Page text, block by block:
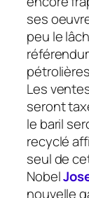
ses
peu le
Les
seront
le baril
recyclé
seul de
Nobel
nouvelle